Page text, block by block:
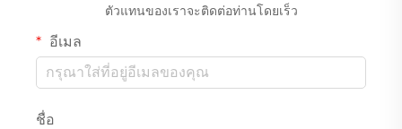
ตัวแทนของเราจะติดต่อท่านโดยเร็ว
อีเมล
ชื่อ